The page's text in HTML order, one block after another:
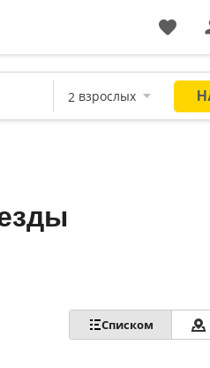
Списком